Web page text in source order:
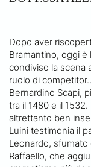
Dopo aver
Bramantino, oggi
condiviso la scena
ruolo di
Bernardino Scapi,
tra il 1480 e il
altrettanto ben
Luini testimonia il
Leonardo,
Raffaello, che